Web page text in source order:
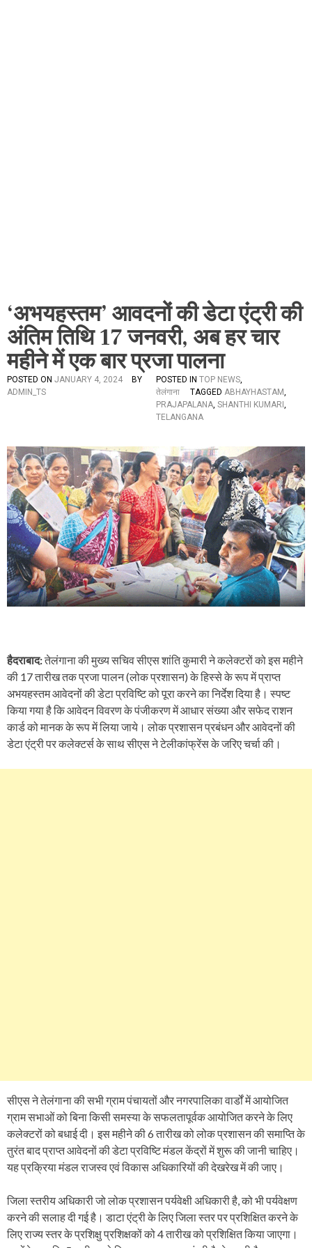
‘अभयहस्तम’ आवदनों की डेटा एंट्री की
अंतिम तिथि 17 जनवरी, अब हर चार
महीने में एक बार प्रजा पालना
POSTED ON JANUARY 4, 2024
BY
ADMIN_TS
POSTED IN TOP NEWS,
तेलंगाना
TAGGED ABHAYHASTAM,
PRAJAPALANA, SHANTHI KUMARI ,
TELANGANA
हैदराबाद:तेलंगाना की मुख्य सचिव सीएस शांति कुमारी ने कलेक्टरों को इस महीने
की 17 तारीख तक प्रजा पालन (लोक प्रशासन) के हिस्से के रूप में प्राप्त
अभयहस्तम आवेदनों की डेटा प्रविष्टि को पूरा करने का निर्देश दिया है। स्पष्ट
किया गया है कि आवेदन विवरण के पंजीकरण में आधार संख्या और सफेद राशन
कार्ड को मानक के रूप में लिया जाये। लोक प्रशासन प्रबंधन और आवेदनों की
डेटा एंट्री पर कलेक्टर्स के साथ सीएस ने टेलीकांफ्रेंस के जरिए चर्चा की।
सीएस ने तेलंगाना की सभी ग्राम पंचायतों और नगरपालिका वार्डों में आयोजित
ग्राम सभाओं को बिना किसी समस्या के सफलतापूर्वक आयोजित करने के लिए
कलेक्टरों को बधाई दी। इस महीने की 6 तारीख को लोक प्रशासन की समाप्ति के
तुरंत बाद प्राप्त आवेदनों की डेटा प्रविष्टि मंडल केंद्रों में शुरू की जानी चाहिए।
यह प्रक्रिया मंडल राजस्व एवं विकास अधिकारियों की देखरेख में की जाए।
जिला स्तरीय अधिकारी जो लोक प्रशासन पर्यवेक्षी अधिकारी है, को भी पर्यवेक्षण
करने की सलाह दी गई है। डाटा एंट्री के लिए जिला स्तर पर प्रशिक्षित करने के
लिए राज्य स्तर के प्रशिक्षु प्रशिक्षकों को 4 तारीख को प्रशिक्षित किया जाएगा।